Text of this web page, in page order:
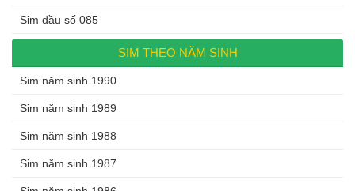
Sim đầu số 085
SIM THEO NĂM SINH
Sim năm sinh 1990
Sim năm sinh 1989
Sim năm sinh 1988
Sim năm sinh 1987